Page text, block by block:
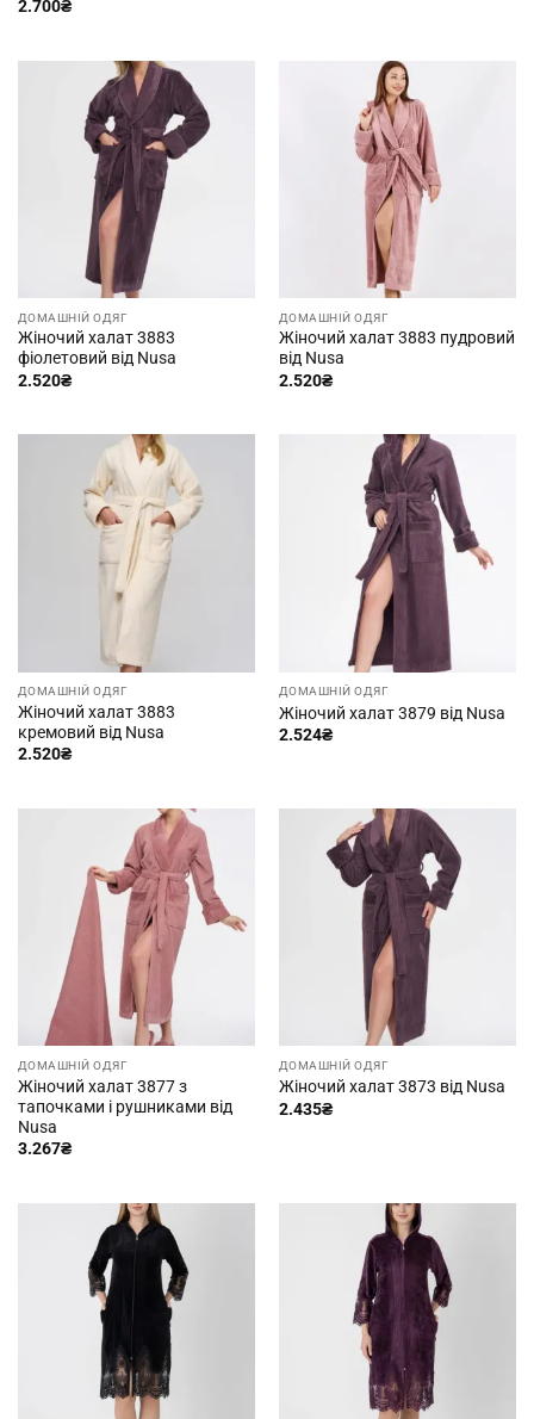
2.700₴
ДОМАШНІЙ ОДЯГ
Жіночий халат 3883
фіолетовий від Nusa
2.520₴
ДОМАШНІЙ ОДЯГ
Жіночий халат 3883 пудровий
від Nusa
2.520₴
ДОМАШНІЙ ОДЯГ
Жіночий халат 3883
кремовий від Nusa
2.520₴
ДОМАШНІЙ ОДЯГ
Жіночий халат 3879 від Nusa
2.524₴
ДОМАШНІЙ ОДЯГ
Жіночий халат 3877 з
тапочками і рушниками від
Nusa
3.267₴
ДОМАШНІЙ ОДЯГ
Жіночий халат 3873 від Nusa
2.435₴